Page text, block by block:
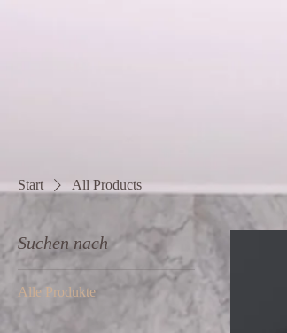
Start All Products
Suchen nach
Alle Produkte